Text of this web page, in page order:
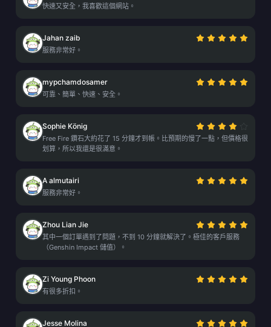
快速又安全，我喜歡這個網站。
Jahan zaib
服務非常好。
mypchamdosamer
可靠、簡單、快速、安全。
Sophie König
Free Fire 鑽石大約花了 15 分鐘才到帳。比預期的慢了一點，但價格很
划算，所以我還是很滿意。
A almutairi
服務非常好。
Zhou Lian Jie
其中一個訂單遇到了問題，不到 10 分鐘就解決了。極佳的客戶服務
（Genshin Impact 儲值）。
Zi Young Phoon
有很多折扣。
Jesse Molina